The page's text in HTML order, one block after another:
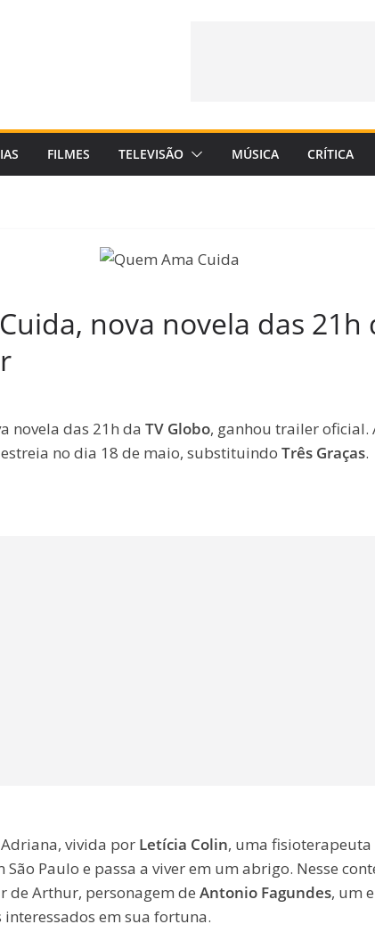
FILMES TELEVISÃO MÚSICA CRÍTICA
nova novela das 21h
novela das 21h da TV Globo, ganhou trailer oficial.
no dia 18 de maio, substituindo Três Graças.
vivida por Letícia Colin, uma fisioterapeuta
Paulo e passa a viver em um abrigo. Nesse
de Arthur, personagem de Antonio Fagundes, um
em sua fortuna.